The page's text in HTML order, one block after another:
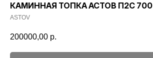
КАМИННАЯ ТОПКА АСТОВ П2С 700
ASTOV
200000,00 р.